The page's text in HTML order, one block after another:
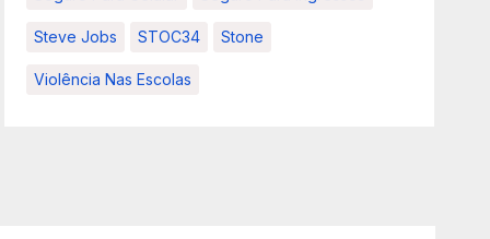
Steve Jobs STOC34 Stone
Violência Nas Escolas